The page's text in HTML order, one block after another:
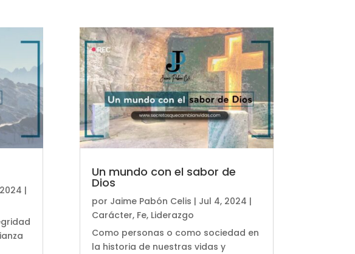
|
Un mundo con el sabor de
Dios
por Jaime Pabón Celis | Jul 4, 2024 |
Carácter, Fe, Liderazgo
Como personas o como sociedad en
la historia de nuestras vidas y